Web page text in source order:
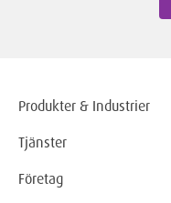
Produkter & Industrier
Tjänster
Företag